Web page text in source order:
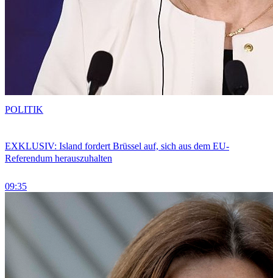
EXKLUSIV: Island fordert Brüssel auf, sich aus dem EU-
Referendum herauszuhalten
09:35
POLITIK